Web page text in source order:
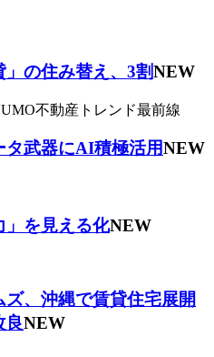
の住み替え、3割NEW
不動産トレンド最前線
タ武器にAI積極活用NEW
」を見える化NEW
、沖縄で賃貸住宅展開
良NEW